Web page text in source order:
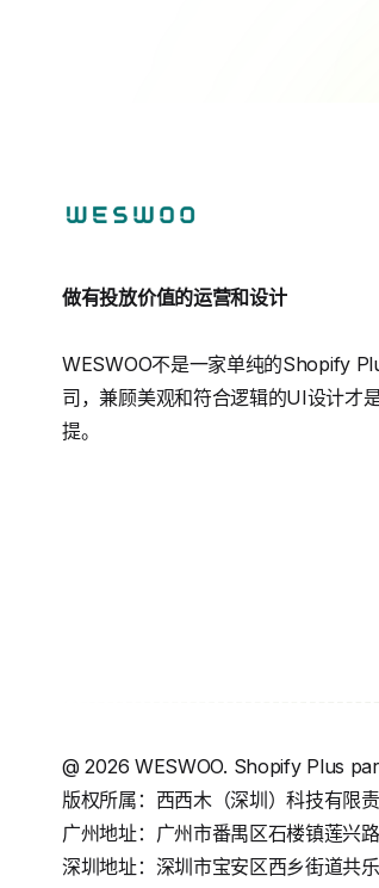
做有投放价值的运营和设计
WESWOO不是一家单纯的Shopify
司，兼顾美观和符合逻辑的UI设计才
提。
@2026 WESWOO. Shopify Plus
版权所属：西西木（深圳）科技有限
广州地址：广州市番禺区石楼镇莲兴
深圳地址：深圳市宝安区西乡街道共